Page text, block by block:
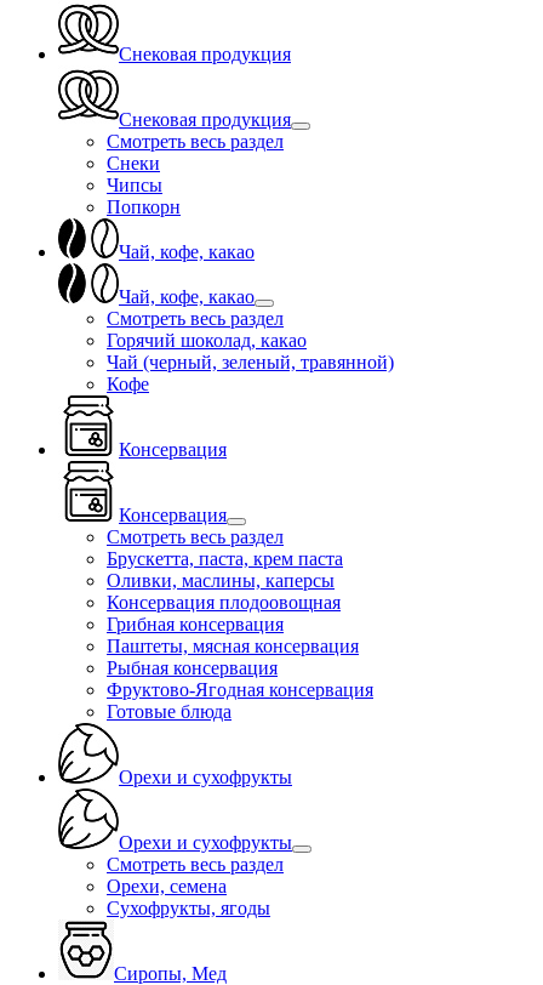
Снековая продукция
Снековая продукция
Смотреть весь раздел
Снеки
Чипсы
Попкорн
Чай, кофе, какао
Чай, кофе, какао
Смотреть весь раздел
Горячий шоколад, какао
Чай (черный, зеленый, травянной)
Кофе
Консервация
Консервация
Смотреть весь раздел
Брускетта, паста, крем паста
Оливки, маслины, каперсы
Консервация плодоовощная
Грибная консервация
Паштеты, мясная консервация
Рыбная консервация
Фруктово-Ягодная консервация
Готовые блюда
Орехи и сухофрукты
Орехи и сухофрукты
Смотреть весь раздел
Орехи, семена
Сухофрукты, ягоды
Сиропы, Мед